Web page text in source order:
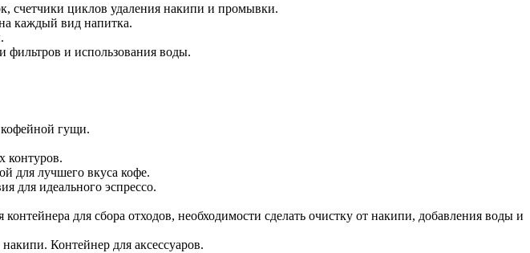
счетчики циклов удаления накипи и промывки.
каждый вид напитка.
фильтров и использования воды.
гущи.
контуров.
для лучшего вкуса кофе.
для идеального эспрессо.
для сбора отходов, необходимости сделать очистку от накипи, добавления воды и
Контейнер для аксессуаров.